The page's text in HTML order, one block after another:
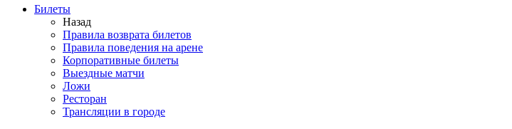
Билеты
Назад
Правила возврата билетов
Правила поведения на арене
Корпоративные билеты
Выездные матчи
Ложи
Ресторан
Трансляции в городе